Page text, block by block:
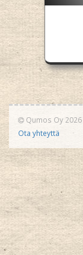
Qumos Oy 2026
Ota yhteyttä